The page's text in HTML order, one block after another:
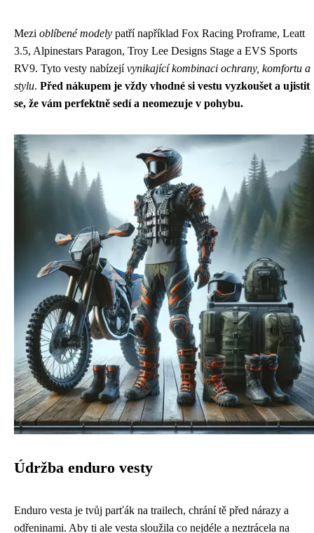
Mezi oblíbené modely patří například Fox Racing Proframe, Leatt
3.5, Alpinestars Paragon, Troy Lee Designs Stage a EVS Sports
RV9. Tyto vesty nabízejívynikající kombinaci ochrany, komfortu a
stylu. Před nákupem je vždy vhodné si vestu vyzkoušet a ujistit
se, že vám perfektně sedí a neomezuje v pohybu.
Údržba enduro vesty
Enduro vesta je tvůj parťák na trailech, chrání tě před nárazy a
odřeninami. Aby ti ale vesta sloužila co nejdéle a neztrácela na